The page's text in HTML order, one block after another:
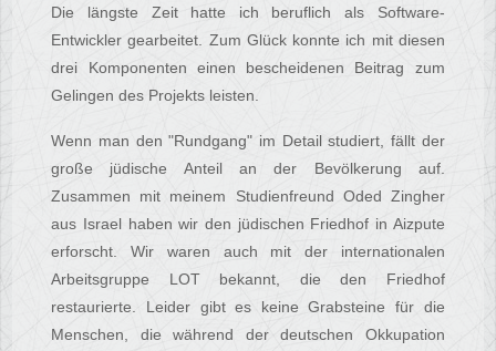
Die längste Zeit hatte ich beruflich als Software-
Entwickler gearbeitet. Zum Glück konnte ich mit diesen
drei Komponenten einen bescheidenen Beitrag zum
Gelingen des Projekts leisten.
Wenn man den "Rundgang" im Detail studiert, fällt der
große jüdische Anteil an der Bevölkerung auf.
Zusammen mit meinem Studienfreund Oded Zingher
aus Israel haben wir den jüdischen Friedhof in Aizpute
erforscht. Wir waren auch mit der internationalen
Arbeitsgruppe LOT bekannt, die den Friedhof
restaurierte. Leider gibt es keine Grabsteine für die
Menschen, die während der deutschen Okkupation